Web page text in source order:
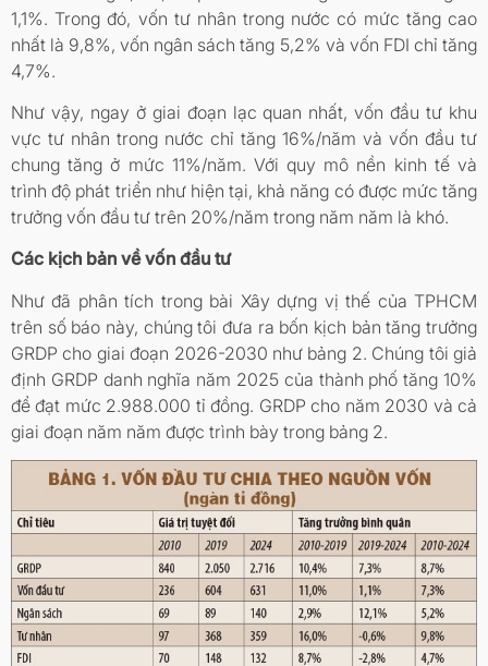
1,1%. Trong đó, vốn tư nhân trong nước có mức tăng cao
nhất là 9,8%, vốn ngân sách tăng 5,2% và vốn FDI chỉ tăng
4,7%.
Như vậy, ngay ở giai đoạn lạc quan nhất, vốn đầu tư khu
vực tư nhân trong nước chỉ tăng 16%/năm và vốn đầu tư
chung tăng ở mức 11%/năm. Với quy mô nền kinh tế và
trình độ phát triển như hiện tại, khả năng có được mức tăng
trưởng vốn đầu tư trên 20%/năm trong năm năm là khó.
Các kịch bản về vốn đầu tư
Như đã phân tích trong bài Xây dựng vị thế của TPHCM
trên số báo này, chúng tôi đưa ra bốn kịch bản tăng trưởng
GRDP cho giai đoạn 2026-2030 như bảng 2. Chúng tôi giả
định GRDP danh nghĩa năm 2025 của thành phố tăng 10%
để đạt mức 2.988.000 tỉ đồng. GRDP cho năm 2030 và cả
giai đoạn năm năm được trình bày trong bảng 2.